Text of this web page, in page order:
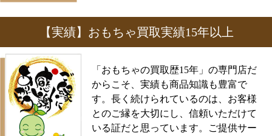
【実績】おもちゃ買取実績15年以上
「おもちゃの買取歴15年」の専門店だ
からこそ、実績も商品知識も豊富で
す。長く続けられているのは、お客様
とのご縁を大切にし、信頼いただけて
いる証だと思っています。ご提供サー